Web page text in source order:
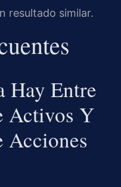
resultado similar.
Hay Entre
Activos Y
Acciones